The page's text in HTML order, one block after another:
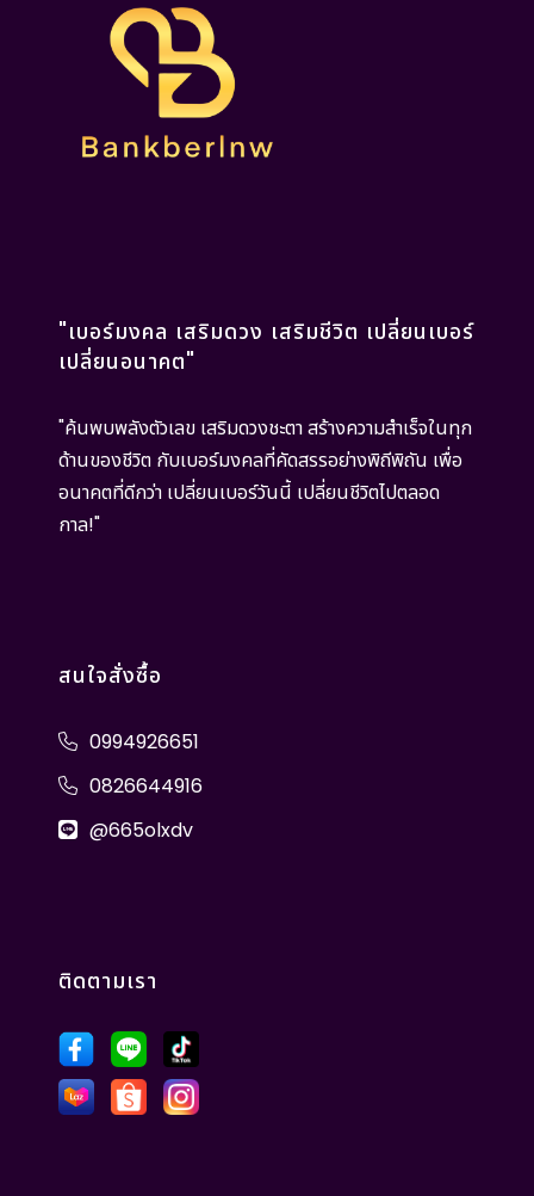
"เบอร์มงคล เสริมดวง เสริมชีวิต เปลี่ยนเบอร์
เปลี่ยนอนาคต"
"ค้นพบพลังตัวเลข เสริมดวงชะตา สร้างความสำเร็จในทุก
ด้านของชีวิต กับเบอร์มงคลที่คัดสรรอย่างพิถีพิถัน เพื่อ
อนาคตที่ดีกว่า เปลี่ยนเบอร์วันนี้ เปลี่ยนชีวิตไปตลอด
กาล!"
สนใจสั่งซื้อ
0994926651
0826644916
@665olxdv
ติดตามเรา